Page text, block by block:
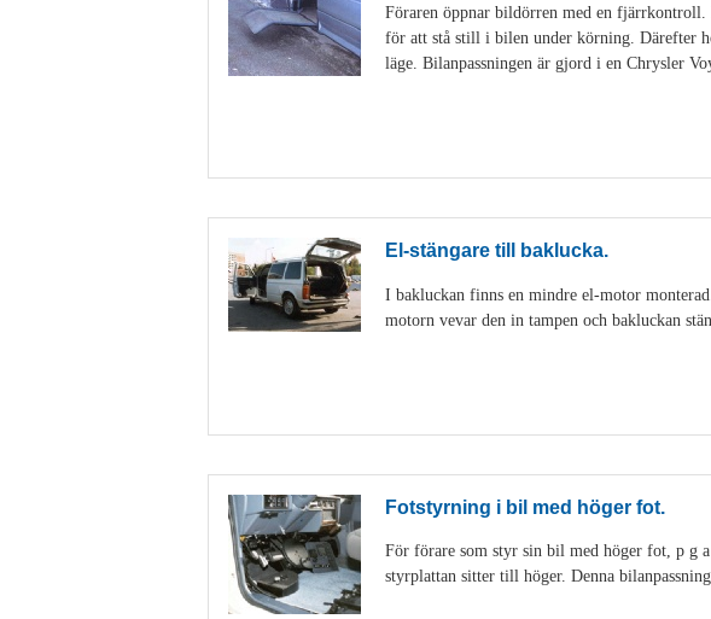
Föraren öppnar bildörren med en
för att stå still i bilen under körning. Därefter
läge. Bilanpassningen är gjord i en Chrysler
El-stängare till baklucka.
I bakluckan finns en mindre el-motor
motorn vevar den in tampen och bakluckan
Fotstyrning i bil med höger fot.
För förare som styr sin bil med höger fot, p g
styrplattan sitter till höger. Denna